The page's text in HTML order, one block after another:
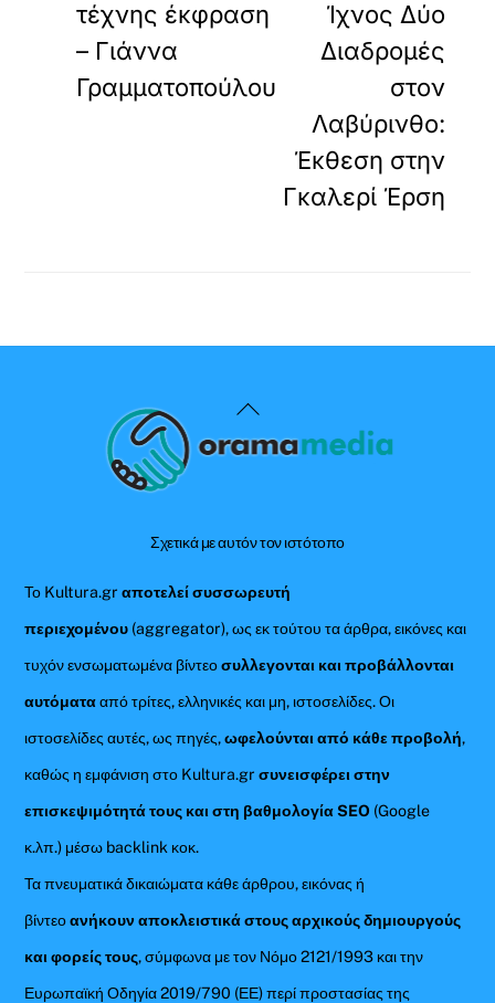
τέχνης έκφραση
– Γιάννα
Γραμματοπούλου
Ίχνος Δύο
Διαδρομές
στον
Λαβύρινθο:
Έκθεση στην
Γκαλερί Έρση
Back
To
Σχετικά με αυτόν τον ιστότοπο
Το Kultura.grαποτελεί συσσωρευτή
περιεχομένου (aggregator), ως εκ τούτου τα άρθρα, εικόνες και
τυχόν ενσωματωμένα βίντεοσυλλεγονται και προβάλλονται
αυτόματααπό τρίτες, ελληνικές και μη, ιστοσελίδες. Οι
ιστοσελίδες αυτές, ως πηγές,ωφελούνται από κάθε προβολή,
καθώς η εμφάνιση στο Kultura.gr συνεισφέρει στην
επισκεψιμότητά τους και στη βαθμολογία SEO (Google
κ.λπ.) μέσω backlink κοκ.
Τα πνευματικά δικαιώματα κάθε άρθρου, εικόνας ή
βίντεοανήκουν αποκλειστικά στους αρχικούς δημιουργούς
και φορείς τους, σύμφωνα με τον Νόμο 2121/1993 και την
Ευρωπαϊκή Οδηγία 2019/790 (ΕΕ) περί προστασίας της